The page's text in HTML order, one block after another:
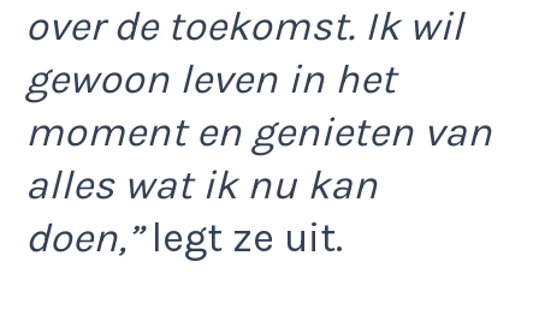
over de toekomst. Ik wil
gewoon leven in het
moment en genieten van
alles wat ik nu kan
doen,”legt ze uit.